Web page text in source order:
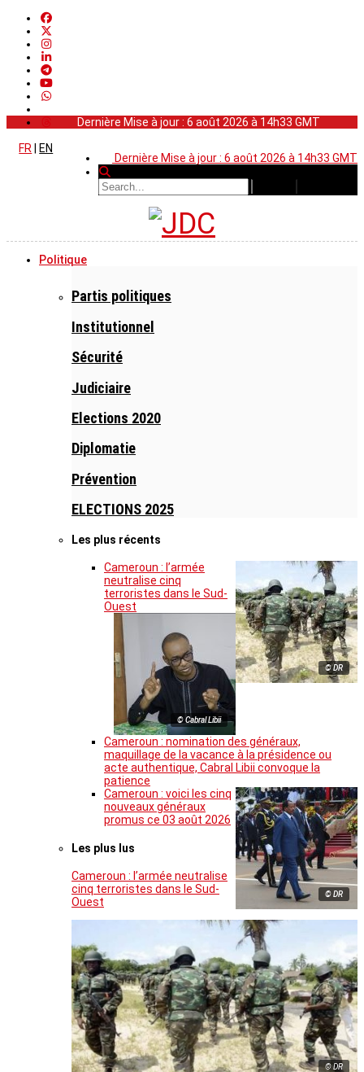
Dernière Mise à jour : 6 août 2026 à 14h33 GMT
Dernière Mise à jour : 6 août 2026 à 14h33 GMT
FR
EN
Politique
Partis politiques
Institutionnel
Sécurité
Judiciaire
Elections 2020
Diplomatie
Prévention
ELECTIONS 2025
Les plus récents
© DR
Cameroun : l’armée
neutralise cinq
terroristes dans le Sud-
Ouest
© Cabral Libii
Cameroun : nomination des généraux,
maquillage de la vacance à la présidence ou
acte authentique, Cabral Libii convoque la
patience
© DR
Cameroun : voici les cinq
nouveaux généraux
promus ce 03 août 2026
Les plus lus
Cameroun : l’armée neutralise
cinq terroristes dans le Sud-
Ouest
© DR